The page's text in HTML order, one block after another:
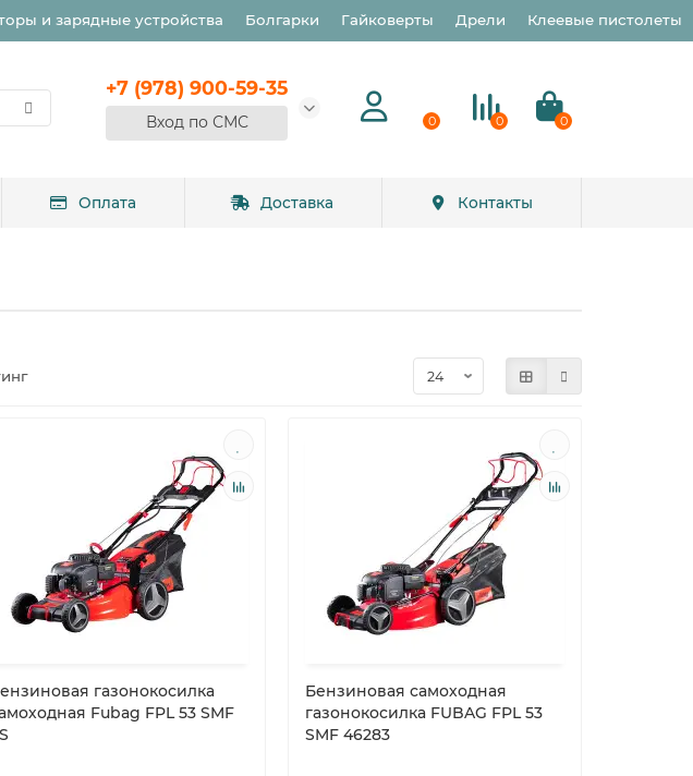
и зарядные устройства Болгарки Гайковерты Дрели Клеевые пистолеты
+7 (978) 900-59-35
Вход по СМС 0 0 0
Оплата Доставка Контакты
газонокосилка
Fubag FPL 53 SMF
Бензиновая самоходная
газонокосилка FUBAG FPL 53
SMF 46283